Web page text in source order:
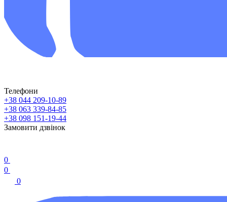
Телефони
+38 044 209-10-89
+38 063 339-84-85
+38 098 151-19-44
Замовити дзвінок
0
0
0